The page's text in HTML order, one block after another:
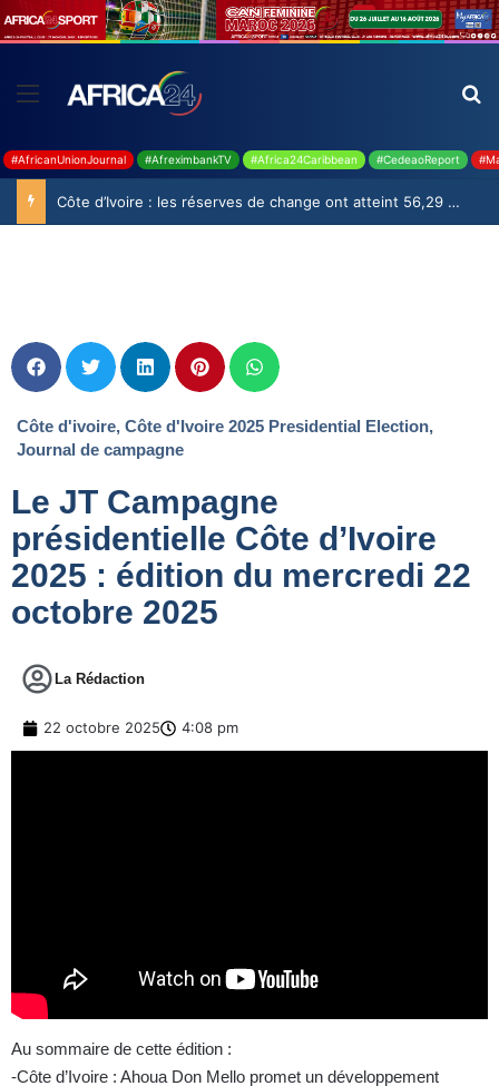
#AfricanUnionJournal #AfreximbankTV #Africa24Caribbean #CedeaoReport
Côte d’Ivoire : les réserves de change ont atteint 56,29 milliards USD en juillet
Côte d'ivoire, Côte d'Ivoire 2025 Presidential Election,
Journal de campagne
Le JT Campagne
présidentielle Côte d’Ivoire
2025 : édition du mercredi 22
octobre 2025
La Rédaction
22 octobre 2025 4:08 pm
Au sommaire de cette édition :
-Côte d’Ivoire : Ahoua Don Mello promet un développement